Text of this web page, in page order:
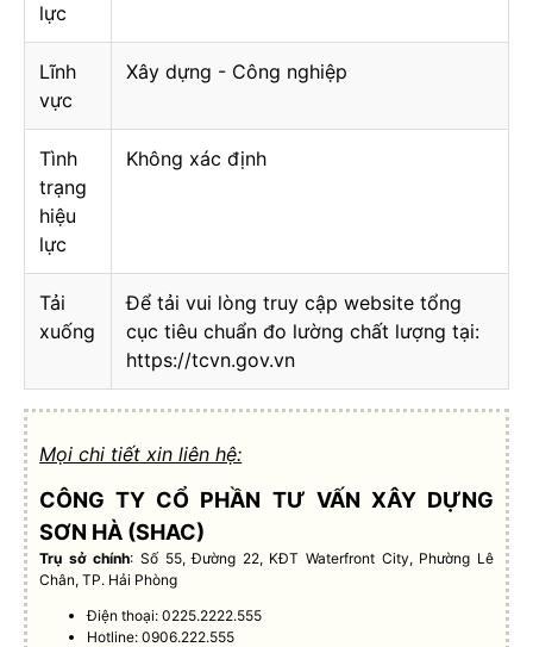
lực
Lĩnh
vực
Xây dựng - Công nghiệp
Tình
trạng
hiệu
lực
Không xác định
Tải
xuống
Để tải vui lòng truy cập website tổng
cục tiêu chuẩn đo lường chất lượng tại:
https://tcvn.gov.vn
Mọi chi tiết xin liên hệ:
CÔNG TY CỔ PHẦN TƯ VẤN XÂY DỰNG
SƠN HÀ (SHAC)
Trụ sở chính: Số 55, Đường 22, KĐT Waterfront City, Phường Lê
Chân, TP. Hải Phòng
Điện thoại: 0225.2222.555
Hotline: 0906.222.555